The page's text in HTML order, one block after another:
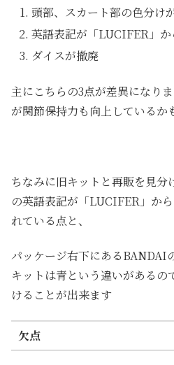
頭部、スカート部の色分け
英語表記が「LUCIFER」
ダイスが撤廃
主にこちらの3点が差異になり
が関節保持力も向上しているか
ちなみに旧キットと再販を見分
の英語表記が「LUCIFER」か
れている点と、
パッケージ右下にあるBANDAI
キットは青という違いがある
けることが出来ます
欠点